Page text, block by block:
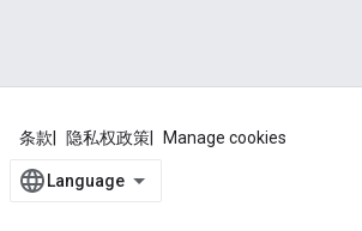
条款 隐私权政策 Manage cookies